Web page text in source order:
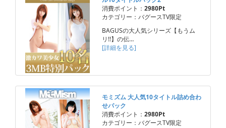
消費ポイント： 2980Pt
カテゴリー：バグースTV限定
BAGUSの大人気シリーズ【もうム
リ!!】の伝…
[詳細を見る]
モミズム 大人気10タイトル詰め合わ
せパック
消費ポイント： 2980Pt
カテゴリー：バグースTV限定